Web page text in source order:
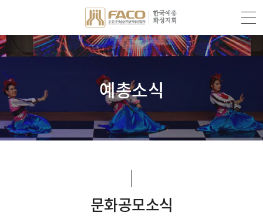
예총소식
문화공모소식